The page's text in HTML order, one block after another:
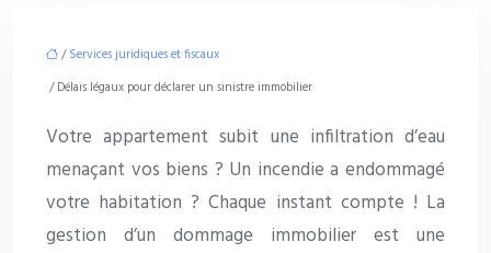
/Services juridiques et fiscaux
/ Délais légaux pour déclarer un sinistre immobilier
Votre appartement subit une infiltration d’eau
menaçant vos biens ? Un incendie a endommagé
votre habitation ? Chaque instant compte ! La
gestion d’un dommage immobilier est une